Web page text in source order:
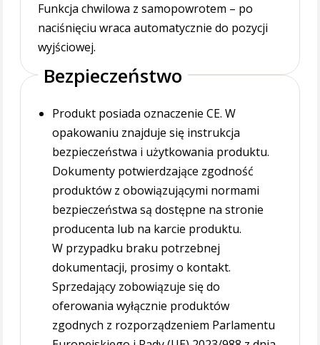
Funkcja chwilowa z samopowrotem – po
naciśnięciu wraca automatycznie do pozycji
wyjściowej.
Bezpieczeństwo
Produkt posiada oznaczenie CE. W
opakowaniu znajduje się instrukcja
bezpieczeństwa i użytkowania produktu.
Dokumenty potwierdzające zgodność
produktów z obowiązującymi normami
bezpieczeństwa są dostępne na stronie
producenta lub na karcie produktu.
W przypadku braku potrzebnej
dokumentacji, prosimy o kontakt.
Sprzedający zobowiązuje się do
oferowania wyłącznie produktów
zgodnych z rozporządzeniem Parlamentu